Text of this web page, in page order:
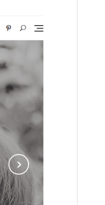
1.0.3
14 07, 2020